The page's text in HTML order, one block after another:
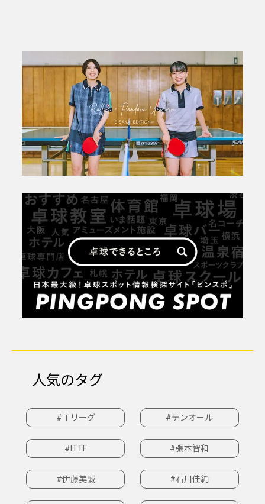
人気のタグ
#Ｔリーグ #テンオール
#ITTF #張本智和
#伊藤美誠 #石川佳純